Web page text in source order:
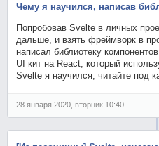
Чему я научился, написав
Попробовав Svelte в личных
дальше, и взять фреймворк в
написал библиотеку
UI кит на React, который
Svelte я научился, читайте под
28 января 2020, вторник 10:40